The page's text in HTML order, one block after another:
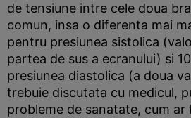
de tensiune intre cele doua
comun, insa o diferenta mai
pentru presiunea sistolica
partea de sus a ecranului) si
presiunea diastolica (a doua
trebuie discutata cu medicul,
probleme de sanatate, cum